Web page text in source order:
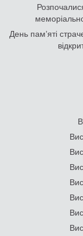
День памʼяті